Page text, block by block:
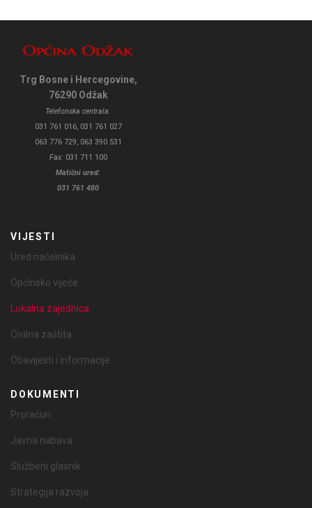
Trg Bosne i Hercegovine,
76290 Odžak
Telefonska centrala:
031 761 016, 031 761 027
063 776 729, 063 390 531
Fax: 031 711 100
Matični ured:
031 761 480
VIJESTI
Ured načelnika
Općinsko vijeće
Lokalna zajednica
Civilna zaštita
Obavijesti i informacije
DOKUMENTI
Proračun
Javna nabava
Službeni glasnik
Strategija razvoja